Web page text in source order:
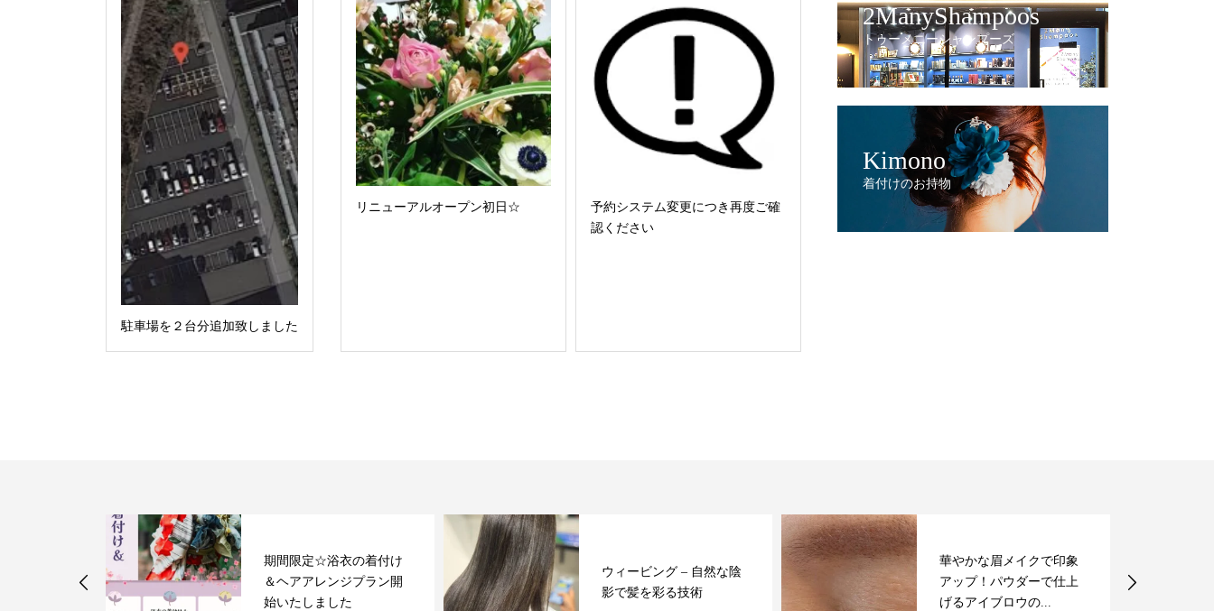
駐車場を２台分追加致しました
リニューアルオープン初日☆
予約システム変更につき再度ご確
認ください
2ManyShampoos
トゥーメニーシャンプーズ
Kimono
着付けのお持物
期間限定☆浴衣の着付け
＆ヘアアレンジプラン開
始いたしました
ウィービング – 自然な陰
影で髪を彩る技術
華やかな眉メイクで印象
アップ！パウダーで仕上
げるアイブロウの...